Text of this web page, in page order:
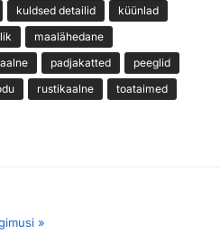
kuldsed detailid
küünlad
maalähedane
padjakatted
peeglid
rustikaalne
toataimed
»